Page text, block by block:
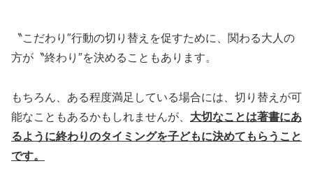
〝こだわり″行動の切り替えを促すために、関わる大人の
方が〝終わり″を決めることもあります。
もちろん、ある程度満足している場合には、切り替えが可
能なこともあるかもしれませんが、 大切なことは著書にあ
るように終わりのタイミングを子どもに決めてもらうこと
です。